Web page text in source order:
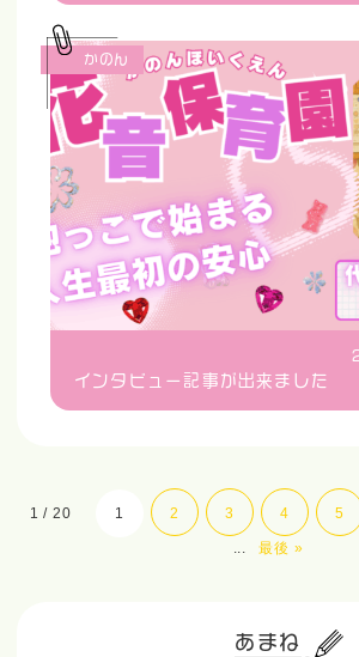
インタビュー記事が出来ました
かのん
1 / 20 1 2 3 4 5
... 最後 »
あまね